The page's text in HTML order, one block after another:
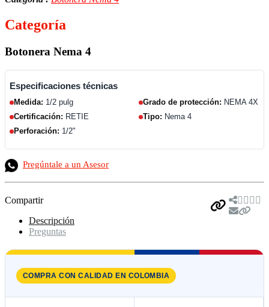
Categoría
Botonera Nema 4
Especificaciones técnicas
Medida: 1/2 pulg Grado de protección: NEMA 4X
Certificación: RETIE Tipo: Nema 4
Perforación: 1/2"
Pregúntale a un Asesor
Compartir
Descripción
Preguntas
COMPRA CON CALIDAD EN COLOMBIA